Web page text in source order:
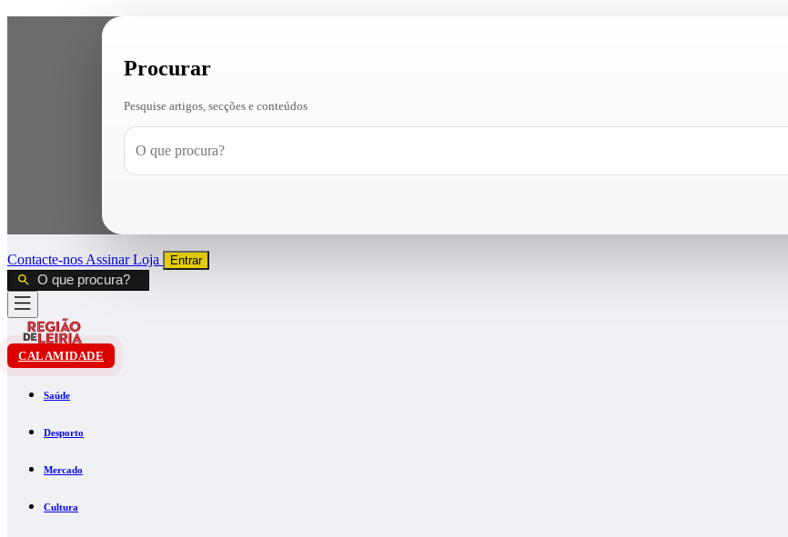
Procurar
Pesquise artigos, secções e conteúdos
Contacte-nos AssinarLoja Entrar
CALAMIDADE
Saúde
Desporto
Mercado
Cultura